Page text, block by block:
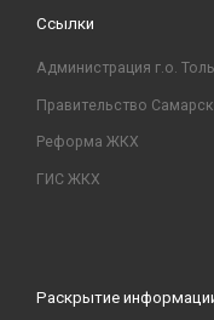
Ссылки
Администрация г.о.
Правительство
Реформа ЖКХ
ГИС ЖКХ
Раскрытие